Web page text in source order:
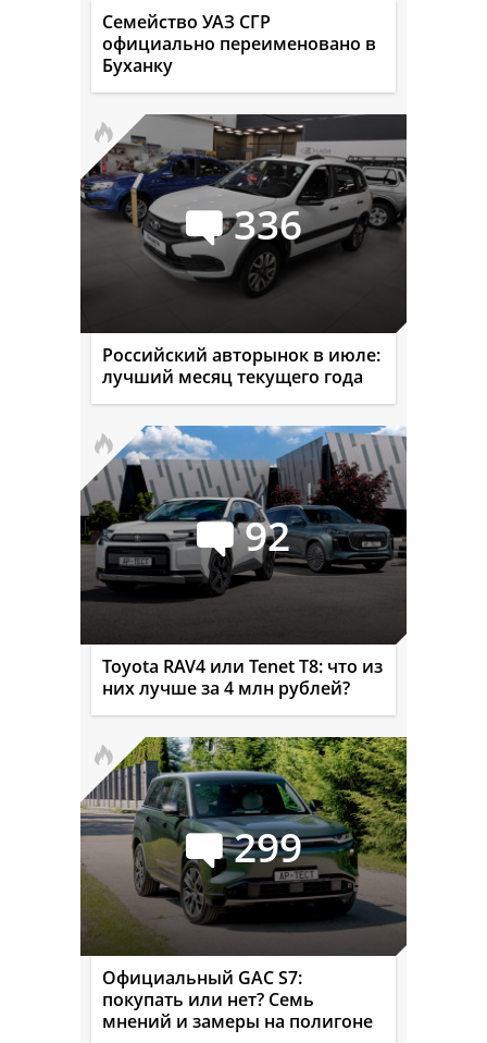
Семейство УАЗ СГР
официально переименовано в
Буханку
336
Российский авторынок в июле:
лучший месяц текущего года
92
Toyota RAV4 или Tenet T8: что из
них лучше за 4 млн рублей?
299
Официальный GAC S7:
покупать или нет? Семь
мнений и замеры на полигоне